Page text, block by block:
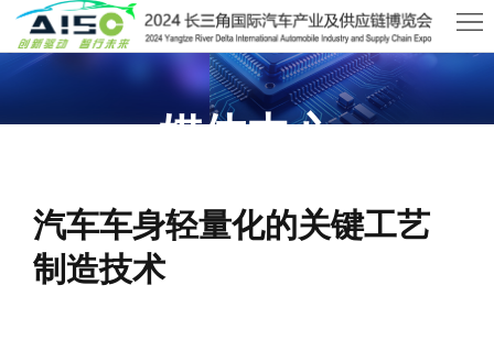
首
关
于
展
媒体中心
汽车车身轻量化的关键工艺
制造技术